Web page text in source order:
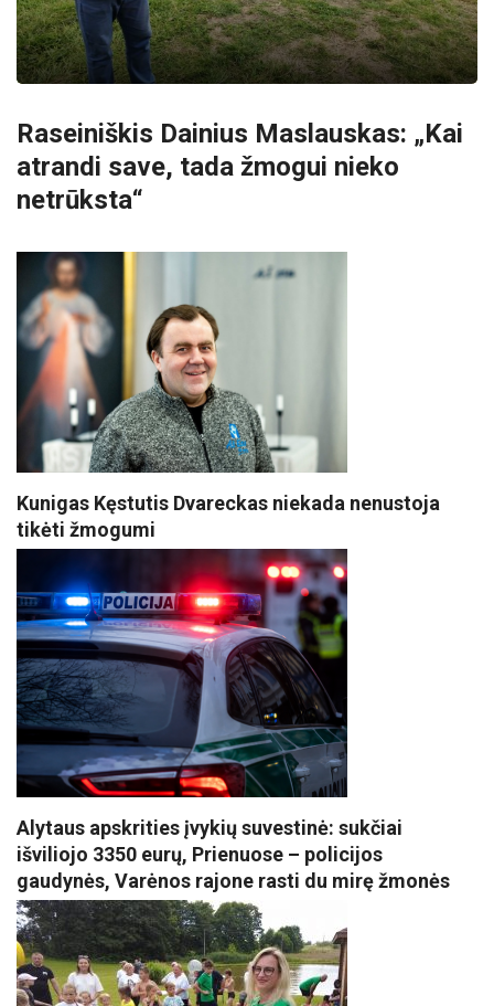
Raseiniškis Dainius Maslauskas: „Kai
atrandi save, tada žmogui nieko
netrūksta“
Kunigas Kęstutis Dvareckas niekada nenustoja
tikėti žmogumi
Alytaus apskrities įvykių suvestinė: sukčiai
išviliojo 3350 eurų, Prienuose – policijos
gaudynės, Varėnos rajone rasti du mirę žmonės